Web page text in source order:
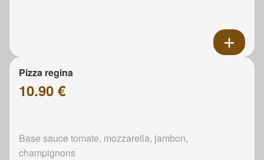
Pizza regina
10.90 €
Base sauce tomate, mozzarella, jambon,
champignons